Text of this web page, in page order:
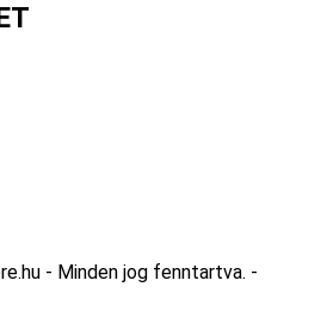
- Minden jog fenntartva. -